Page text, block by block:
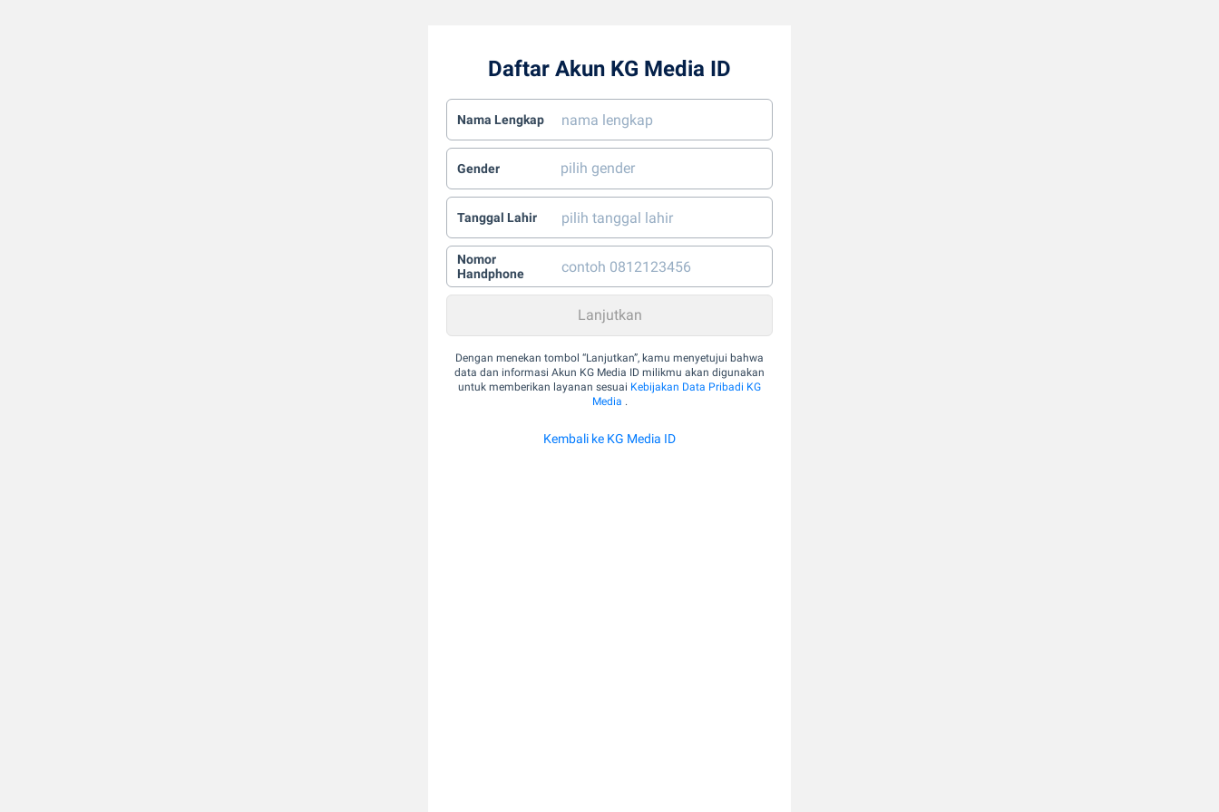
Daftar Akun KG Media ID
Nama Lengkap
Gender
Tanggal Lahir
Nomor
Handphone
Dengan menekan tombol “Lanjutkan”, kamu menyetujui bahwa
data dan informasi Akun KG Media ID milikmu akan digunakan
untuk memberikan layanan sesuai Kebijakan Data Pribadi KG
Media .
Kembali ke KG Media ID